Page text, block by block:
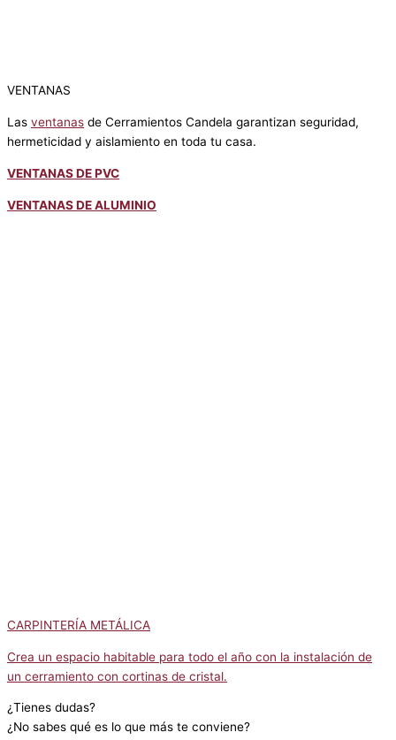
VENTANAS
Las ventanas de Cerramientos Candela garantizan seguridad,
hermeticidad y aislamiento en toda tu casa.
VENTANAS DE PVC
VENTANAS DE ALUMINIO
CARPINTERÍA METÁLICA
Crea un espacio habitable para todo el año con la instalación de
un cerramiento con cortinas de cristal.
¿Tienes dudas?
¿No sabes qué es lo que más te conviene?